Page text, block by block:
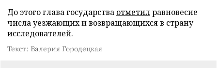
До этого глава государства отметилравновесие
числа уезжающих и возвращающихся в страну
исследователей.
Текст: Валерия Городецкая